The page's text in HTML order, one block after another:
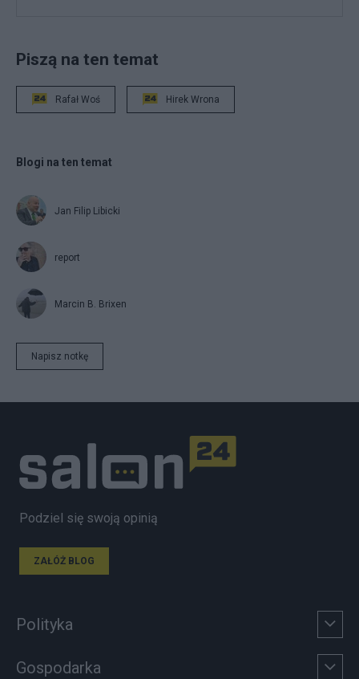
Piszą na ten temat
Rafał Woś Hirek Wrona
Blogi na ten temat
Jan Filip Libicki
report
Marcin B. Brixen
Napisz notkę
Podziel się swoją opinią
ZAŁÓŻ BLOG
Polityka
Gospodarka